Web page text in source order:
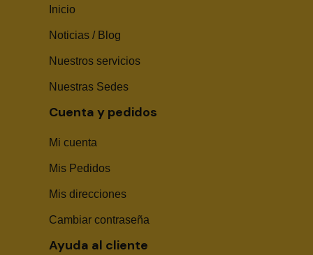
Inicio
Noticias / Blog
Nuestros servicios
Nuestras Sedes
Cuenta y pedidos
Mi cuenta
Mis Pedidos
Mis direcciones
Cambiar contraseña
Ayuda al cliente